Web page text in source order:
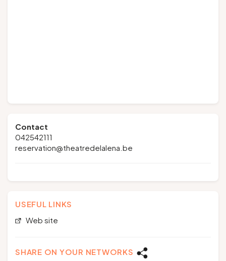
Contact
042542111
reservation@theatredelalena.be
USEFUL LINKS
Web site
SHARE ON YOUR NETWORKS